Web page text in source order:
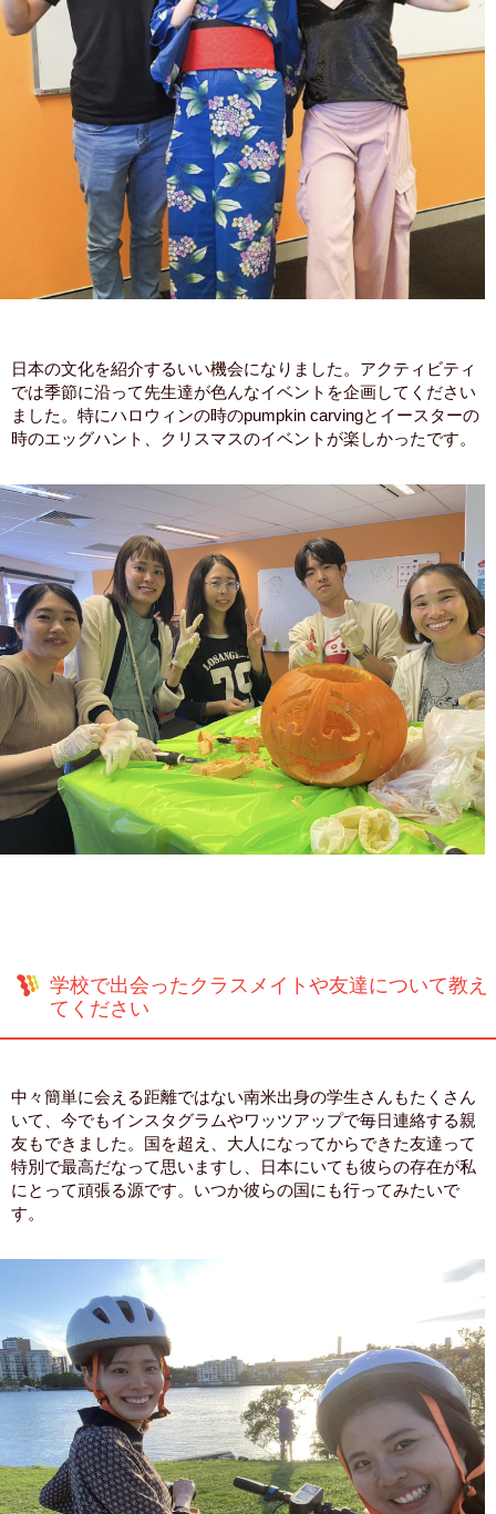
日本の文化を紹介するいい機会になりました。アクティビティ
では季節に沿って先生達が色んなイベントを企画してください
ました。特にハロウィンの時のpumpkin carvingとイースターの
時のエッグハント、クリスマスのイベントが楽しかったです。
学校で出会ったクラスメイトや友達について教え
てください
中々簡単に会える距離ではない南米出身の学生さんもたくさん
いて、今でもインスタグラムやワッツアップで毎日連絡する親
友もできました。国を超え、大人になってからできた友達って
特別で最高だなって思いますし、日本にいても彼らの存在が私
にとって頑張る源です。いつか彼らの国にも行ってみたいで
す。